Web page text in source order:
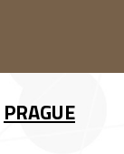
PRAGUE